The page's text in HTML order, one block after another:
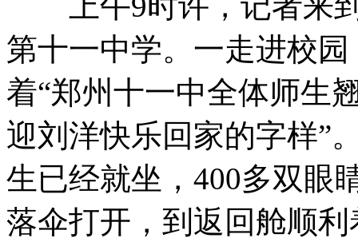
“神九回家”全过程回顾
伦敦奥运领事保护与协助 应急求助篇
山西运城恶犬咬伤多人 警民合力深夜将其击毙
第十一中学。一走进校
着“郑州十一中全体师生
迎刘洋快乐回家的字样”
生已经就坐，400多双眼
落伞打开，到返回舱顺